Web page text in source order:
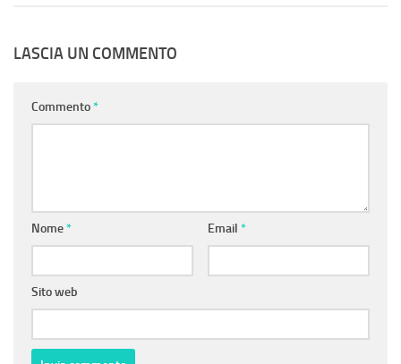
LASCIA UN COMMENTO
Commento*
Nome* Email *
Sito web